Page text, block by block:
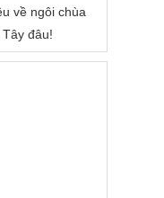
về ngôi chùa
đâu!